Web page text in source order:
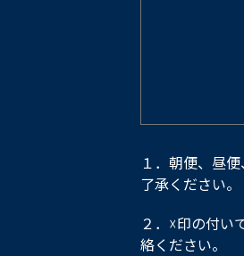
１．朝便、昼
了承ください。
２．☓印の付い
絡ください。